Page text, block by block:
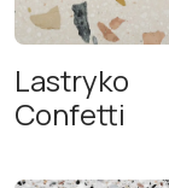
Lastryko
Confetti